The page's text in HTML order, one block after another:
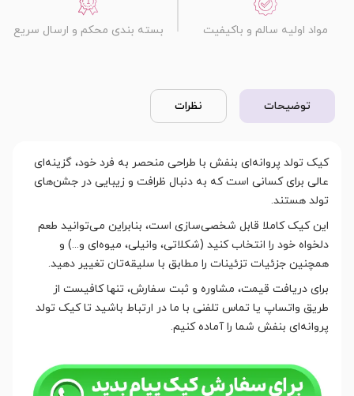
مواد اولیه سالم و باکیفیت بسته بندی محکم و ارسال سریع
توضیحات نظرات
کیک تولد پروانه‌ای بنفش با طراحی منحصر به فرد خود، گزینه‌ای
عالی برای کسانی است که به دنبال ظرافت و زیبایی در جشن‌های
تولد هستند.
این کیک کاملا قابل شخصی‌سازی است، بنابراین می‌توانید طعم
دلخواه خود را انتخاب کنید (شکلاتی، وانیلی، میوه‌ای و...) و
همچنین جزئیات تزئینات را مطابق با سلیقه‌تان تغییر دهید.
برای دریافت قیمت، مشاوره و ثبت سفارش، تنها کافیست از
طریق واتساپ یا تماس تلفنی با ما در ارتباط باشید تا کیک تولد
پروانه‌ای بنفش شما را آماده کنیم.